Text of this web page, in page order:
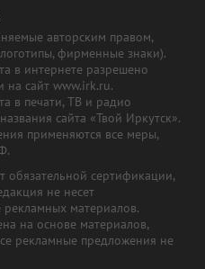
авторским правом,
фирменные знаки).
в интернете разрешено
на сайт www.irk.ru.
в печати, ТВ и радио
сайта «Твой Иркутск».
применяются все меры,
обязательной сертификации,
не несет
рекламных материалов.
на основе материалов,
рекламные предложения не